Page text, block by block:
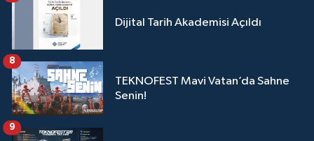
Dijital Tarih Akademisi Açıldı
TEKNOFEST Mavi Vatan’da Sahne
Senin!
8
9